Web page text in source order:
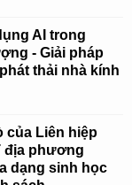
AI trong
- Giải pháp
thải nhà kính
của Liên hiệp
địa phương
dạng sinh học